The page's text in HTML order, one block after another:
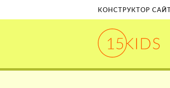
КОНСТРУКТОР